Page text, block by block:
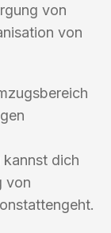
von
von
kannst dich
von